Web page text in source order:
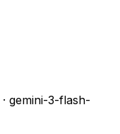
· gemini-3-flash-